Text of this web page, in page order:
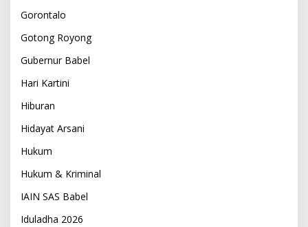
Gorontalo
Gotong Royong
Gubernur Babel
Hari Kartini
Hiburan
Hidayat Arsani
Hukum
Hukum & Kriminal
IAIN SAS Babel
Iduladha 2026